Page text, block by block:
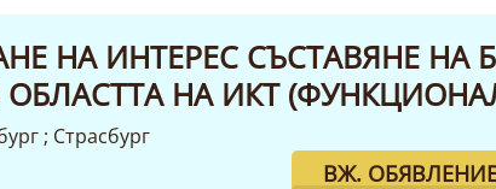
НА ИНТЕРЕС СЪСТАВЯНЕ НА
НА ИКТ
; Страсбург
ВЖ.